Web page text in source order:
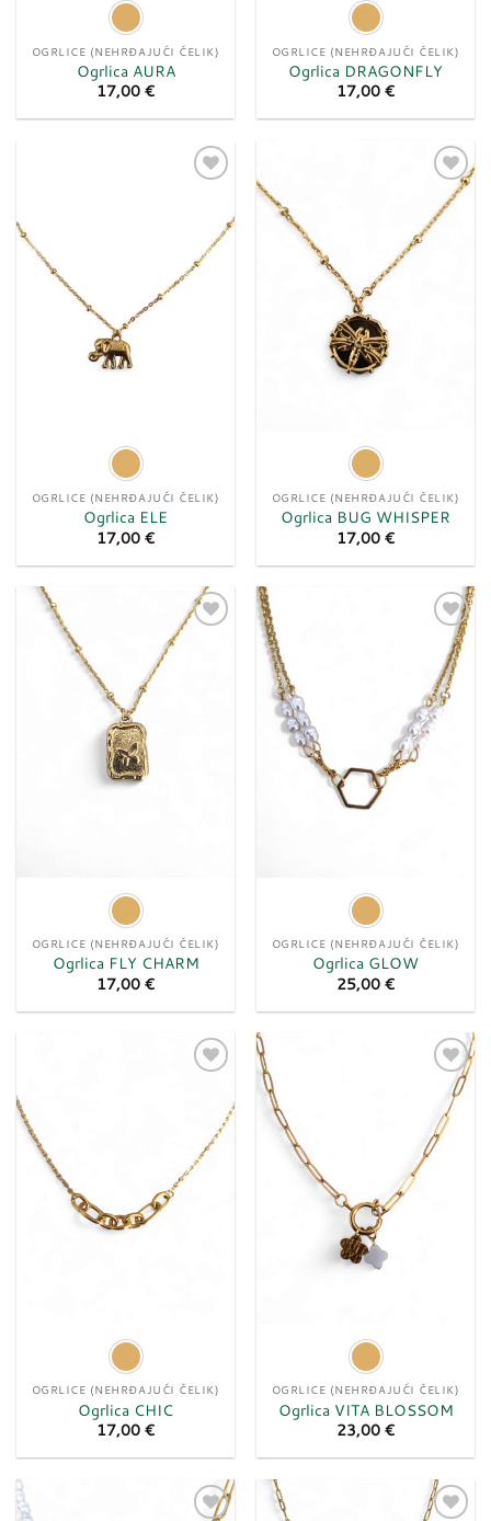
OGRLICE (NEHRĐAJUĆI ČELIK)
Ogrlica AURA
17,00 €
OGRLICE (NEHRĐAJUĆI ČELIK)
Ogrlica DRAGONFLY
17,00 €
želja
OGRLICE (NEHRĐAJUĆI ČELIK)
Ogrlica ELE
17,00 €
Dodaj
u
listu
OGRLICE (NEHRĐAJUĆI ČELIK)
Ogrlica BUG WHISPER
17,00 €
OGRLICE (NEHRĐAJUĆI ČELIK)
Ogrlica FLY CHARM
17,00 €
Dodaj
u
listu
želja
OGRLICE (NEHRĐAJUĆI ČELIK)
Ogrlica GLOW
25,00 €
želja
OGRLICE (NEHRĐAJUĆI ČELIK)
Ogrlica CHIC
17,00 €
Dodaj
u
listu
želja
OGRLICE (NEHRĐAJUĆI ČELIK)
Ogrlica VITA BLOSSOM
23,00 €